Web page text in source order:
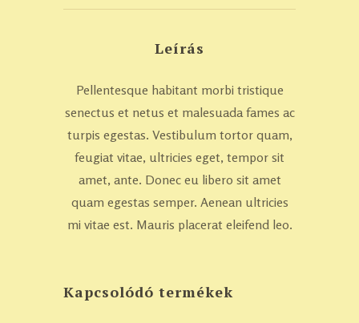
Leírás
Pellentesque habitant morbi tristique
senectus et netus et malesuada fames ac
turpis egestas. Vestibulum tortor quam,
feugiat vitae, ultricies eget, tempor sit
amet, ante. Donec eu libero sit amet
quam egestas semper. Aenean ultricies
mi vitae est. Mauris placerat eleifend leo.
Kapcsolódó termékek